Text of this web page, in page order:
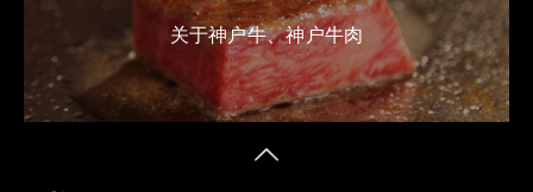
关于神户牛、神户牛肉